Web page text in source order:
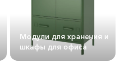
Модули для хранения и
шкафы для офиса